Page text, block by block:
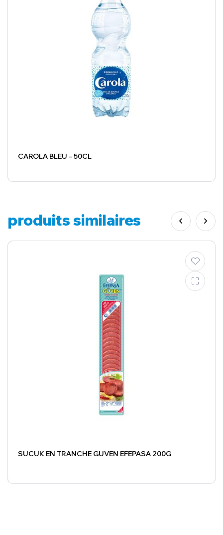
CAROLA BLEU – 50CL
produits similaires
SUCUK EN TRANCHE GUVEN EFEPASA 200G